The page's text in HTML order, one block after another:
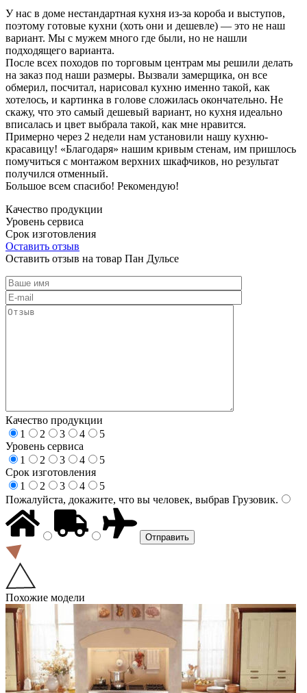
У нас в доме нестандартная кухня из-за короба и выступов,
поэтому готовые кухни (хоть они и дешевле) — это не наш
вариант. Мы с мужем много где были, но не нашли
подходящего варианта.
После всех походов по торговым центрам мы решили делать
на заказ под наши размеры. Вызвали замерщика, он все
обмерил, посчитал, нарисовал кухню именно такой, как
хотелось, и картинка в голове сложилась окончательно. Не
скажу, что это самый дешевый вариант, но кухня идеально
вписалась и цвет выбрала такой, как мне нравится.
Примерно через 2 недели нам установили нашу кухню-
красавицу! «Благодаря» нашим кривым стенам, им пришлось
помучиться с монтажом верхних шкафчиков, но результат
получился отменный.
Большое всем спасибо! Рекомендую!
Качество продукции
Уровень сервиса
Срок изготовления
Оставить отзыв
Оставить отзыв на товар Пан Дульсе
Качество продукции
1
2 3 4
5
Уровень сервиса
1
2 3 4
5
Срок изготовления
1
2 3 4
5
Пожалуйста, докажите, что вы человек, выбрав Грузовик.
Похожие модели